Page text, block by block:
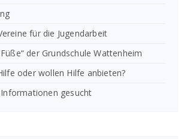
für die Jugendarbeit
der Grundschule Wattenheim
oder wollen Hilfe anbieten?
gesucht